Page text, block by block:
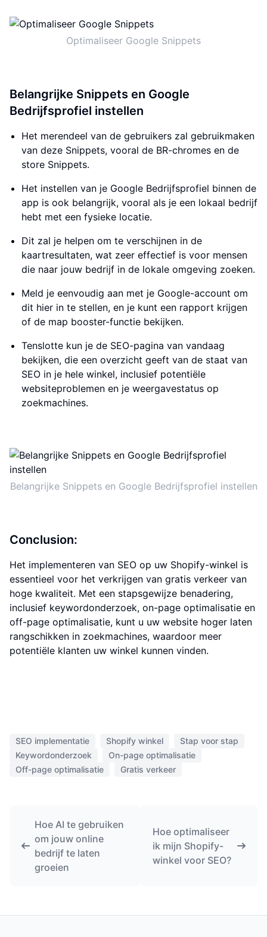
Optimaliseer Google Snippets
Belangrijke Snippets en Google
Bedrijfsprofiel instellen
Het merendeel van de gebruikers zal gebruikmaken
van deze Snippets, vooral de BR-chromes en de
store Snippets.
Het instellen van je Google Bedrijfsprofiel binnen de
app is ook belangrijk, vooral als je een lokaal bedrijf
hebt met een fysieke locatie.
Dit zal je helpen om te verschijnen in de
kaartresultaten, wat zeer effectief is voor mensen
die naar jouw bedrijf in de lokale omgeving zoeken.
Meld je eenvoudig aan met je Google-account om
dit hier in te stellen, en je kunt een rapport krijgen
of de map booster-functie bekijken.
Tenslotte kun je de SEO-pagina van vandaag
bekijken, die een overzicht geeft van de staat van
SEO in je hele winkel, inclusief potentiële
websiteproblemen en je weergavestatus op
zoekmachines.
Belangrijke Snippets en Google Bedrijfsprofiel instellen
Conclusion:
Het implementeren van SEO op uw Shopify-winkel is
essentieel voor het verkrijgen van gratis verkeer van
hoge kwaliteit. Met een stapsgewijze benadering,
inclusief keywordonderzoek, on-page optimalisatie en
off-page optimalisatie, kunt u uw website hoger laten
rangschikken in zoekmachines, waardoor meer
potentiële klanten uw winkel kunnen vinden.
SEO implementatie Shopify winkel
Stap voor stap
Keywordonderzoek
On-page optimalisatie
Off-page optimalisatie
Gratis verkeer
Hoe AI te gebruiken
om jouw online
bedrijf te laten
groeien
Hoe optimaliseer
ik mijn Shopify-
winkel voor SEO?